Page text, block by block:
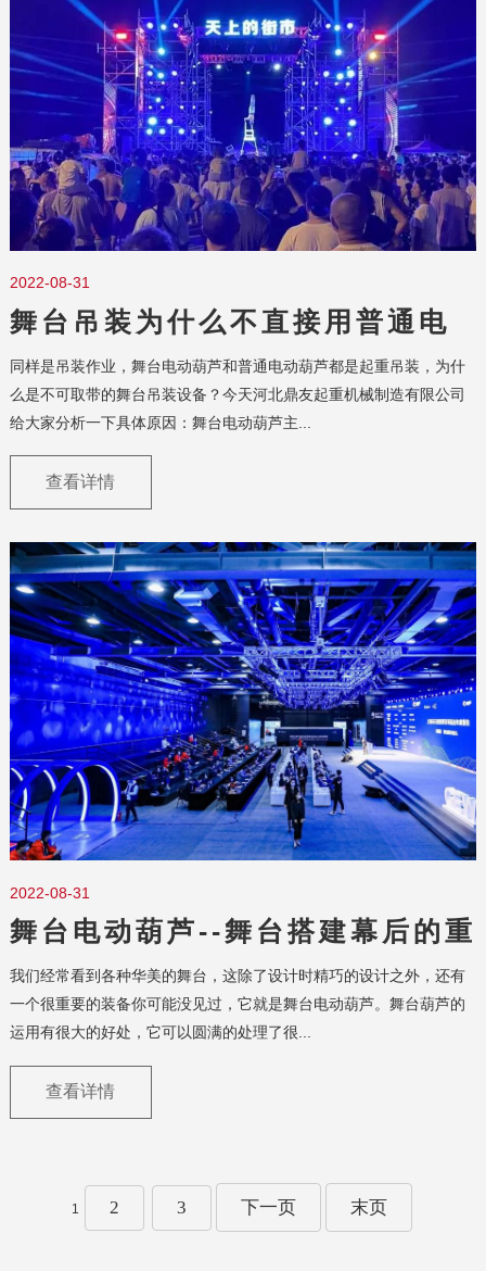
2022-08-31
舞台吊装为什么不直接用普通电
动葫芦代替？
同样是吊装作业，舞台电动葫芦和普通电动葫芦都是起重吊装，为什
么是不可取带的舞台吊装设备？今天河北鼎友起重机械制造有限公司
给大家分析一下具体原因：舞台电动葫芦主...
查看详情
2022-08-31
舞台电动葫芦--舞台搭建幕后的重
要功臣
我们经常看到各种华美的舞台，这除了设计时精巧的设计之外，还有
一个很重要的装备你可能没见过，它就是舞台电动葫芦。舞台葫芦的
运用有很大的好处，它可以圆满的处理了很...
查看详情
1 2 3 下一页 末页